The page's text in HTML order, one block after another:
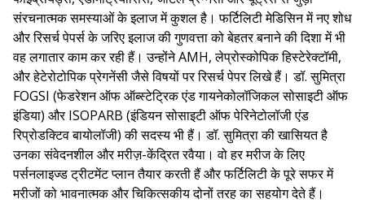
संरचनात्मक समस्याओं के इलाज में कुशल है। फर्टिलिटी मेडिसिन में नए शोध
और रिसर्च पेपर्स के जरिए इलाज की गुणवत्ता को बेहतर बनाने की दिशा में भी
वह लगातार काम कर रही हैं। उन्होंने AMH, लेप्रोस्कोपिक हिस्टेरेक्टॉमी,
और हेटेरोटोपिक प्रेगनेंसी जैसे विषयों पर रिसर्च पेपर लिखे हैं। डॉ. सुमित्रा
FOGSI (फेडरेशन ऑफ ऑब्स्टेट्रिक एंड गायनेकोलॉजिकल सोसाइटी ऑफ
इंडिया) और ISOPARB (इंडियन सोसाइटी ऑफ पेरिनेटोलॉजी एंड
रिप्रोडक्टिव बायोलॉजी) की सदस्य भी हैं। डॉ. सुमित्रा की खासियत है
उनका संवेदनशील और मरीज़-केंद्रित रवैया। वो हर मरीज के लिए
पर्सनलाइज्ड ट्रीटमेंट प्लान तैयार करती हैं और फर्टिलिटी के पूरे सफर में
मरीजों को भावनात्मक और चिकित्सकीय दोनों तरह का सहयोग देते हैं।